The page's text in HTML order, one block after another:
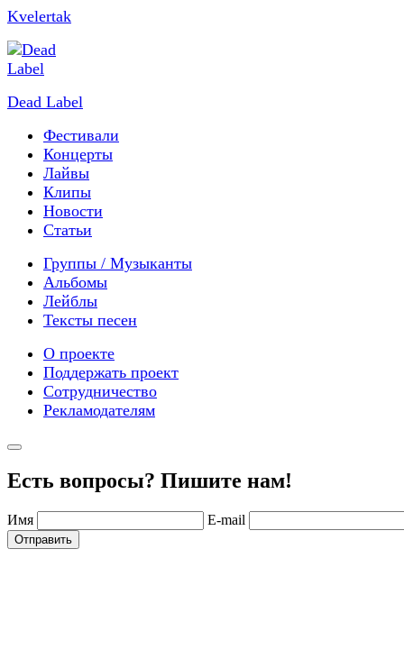
Kvelertak
Dead Label
Фестивали
Концерты
Лайвы
Клипы
Новости
Статьи
Группы / Музыканты
Альбомы
Лейблы
Тексты песен
О проекте
Поддержать проект
Сотрудничество
Рекламодателям
Есть вопросы? Пишите нам!
Имя E-mail